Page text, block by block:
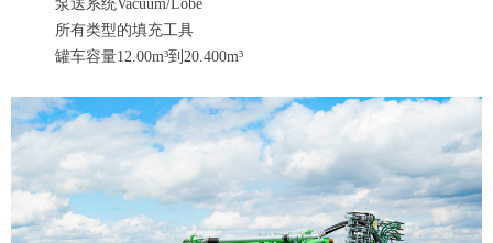
泵送系统Vacuum/Lobe
所有类型的填充工具
罐车容量12.00m³到20.400m³